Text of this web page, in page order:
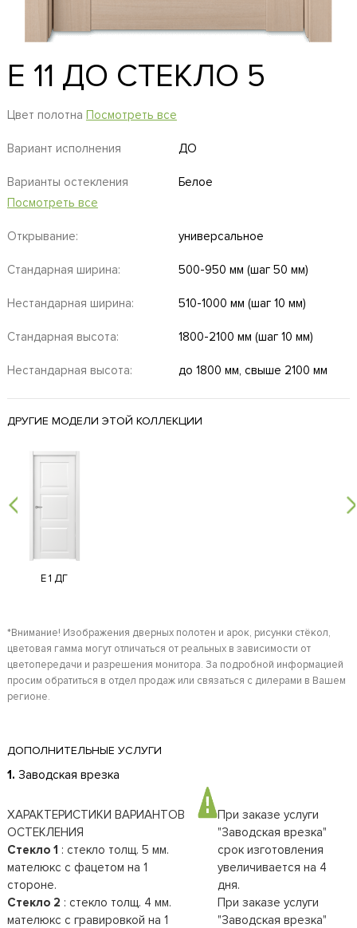
E 11 ДО СТЕКЛО 5
Цвет полотна Посмотреть все
Вариант исполнения ДО
Варианты остекления
Посмотреть все
Белое
Открывание: универсальное
Стандарная ширина: 500-950 мм (шаг 50 мм)
Нестандарная ширина: 510-1000 мм (шаг 10 мм)
Стандарная высота: 1800-2100 мм (шаг 10 мм)
Нестандарная высота: до 1800 мм, свыше 2100 мм
ДРУГИЕ МОДЕЛИ ЭТОЙ КОЛЛЕКЦИИ
E 1 ДГ
*Внимание! Изображения дверных полотен и арок, рисунки стёкол,
цветовая гамма могут отличаться от реальных в зависимости от
цветопередачи и разрешения монитора. За подробной информацией
просим обратиться в отдел продаж или связаться с дилерами в Вашем
регионе.
ДОПОЛНИТЕЛЬНЫЕ УСЛУГИ
1. Заводская врезка
ХАРАКТЕРИСТИКИ ВАРИАНТОВ
ОСТЕКЛЕНИЯ
Стекло 1 : стекло толщ. 5 мм.
мателюкс с фацетом на 1
стороне.
Стекло 2 : стекло толщ. 4 мм.
мателюкс с гравировкой на 1
При заказе услуги
"Заводская врезка"
срок изготовления
увеличивается на 4
дня.
При заказе услуги
"Заводская врезка"